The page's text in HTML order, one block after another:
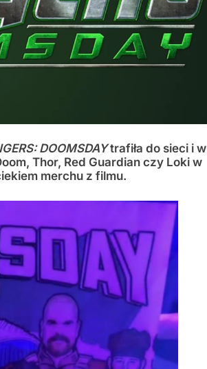
DOOMSDAYtrafiła do sieci i w
Thor, Red Guardian czy Loki w
merchu z filmu.